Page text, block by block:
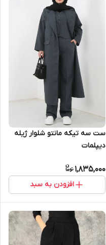
ست سه تیکه مانتو شلوار ژیله
دیپلمات
1,835,000
افزودن به سبد